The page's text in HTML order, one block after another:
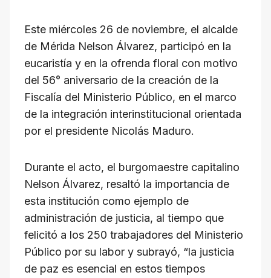
p o
k
k
Este miércoles 26 de noviembre, el alcalde
de Mérida Nelson Álvarez, participó en la
eucaristía y en la ofrenda floral con motivo
del 56° aniversario de la creación de la
Fiscalía del Ministerio Público, en el marco
de la integración interinstitucional orientada
por el presidente Nicolás Maduro.
Durante el acto, el burgomaestre capitalino
Nelson Álvarez, resaltó la importancia de
esta institución como ejemplo de
administración de justicia, al tiempo que
felicitó a los 250 trabajadores del Ministerio
Público por su labor y subrayó, “la justicia
de paz es esencial en estos tiempos